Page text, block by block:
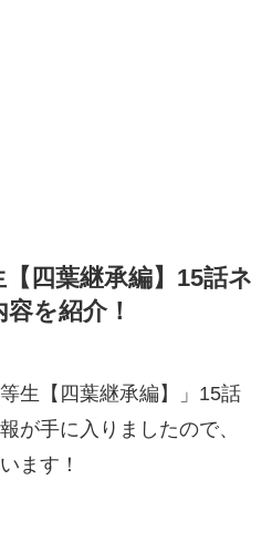
四葉継承編】15話ネ
を紹介！
生【四葉継承編】」15話
が手に入りましたので、
ます！